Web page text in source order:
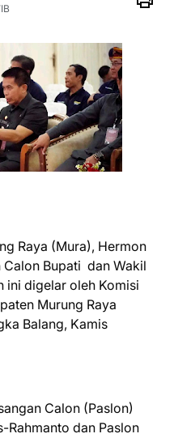
Raya (Mura), Hermon
Calon Bupati dan Wakil
ini digelar oleh Komisi
Murung Raya
Balang, Kamis
Calon (Paslon)
Rahmanto dan Paslon